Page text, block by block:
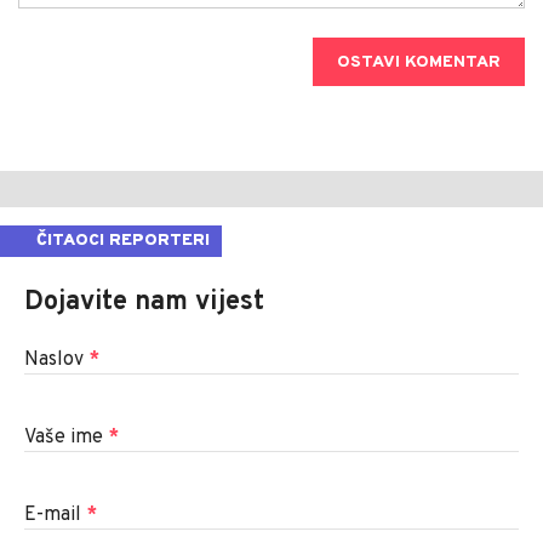
OSTAVI KOMENTAR
ČITAOCI REPORTERI
Dojavite nam vijest
Naslov *
Vaše ime *
E-mail *